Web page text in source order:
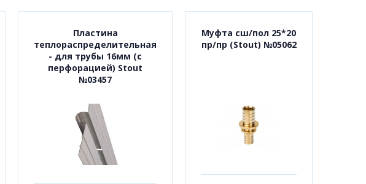
Пластина
теплораспределительная
- для трубы 16мм (с
перфорацией) Stout
№03457
Муфта сш/пол 25*20
пр/пр (Stout) №05062